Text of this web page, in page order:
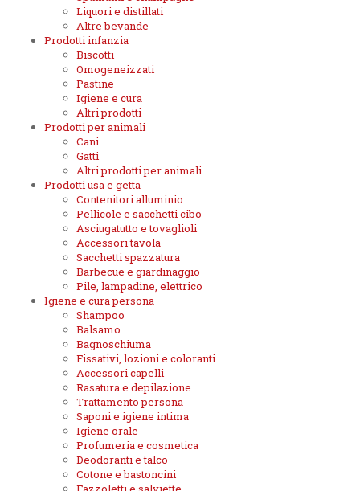
Liquori e distillati
Altre bevande
Prodotti infanzia
Biscotti
Omogeneizzati
Pastine
Igiene e cura
Altri prodotti
Prodotti per animali
Cani
Gatti
Altri prodotti per animali
Prodotti usa e getta
Contenitori alluminio
Pellicole e sacchetti cibo
Asciugatutto e tovaglioli
Accessori tavola
Sacchetti spazzatura
Barbecue e giardinaggio
Pile, lampadine, elettrico
Igiene e cura persona
Shampoo
Balsamo
Bagnoschiuma
Fissativi, lozioni e coloranti
Accessori capelli
Rasatura e depilazione
Trattamento persona
Saponi e igiene intima
Igiene orale
Profumeria e cosmetica
Deodoranti e talco
Cotone e bastoncini